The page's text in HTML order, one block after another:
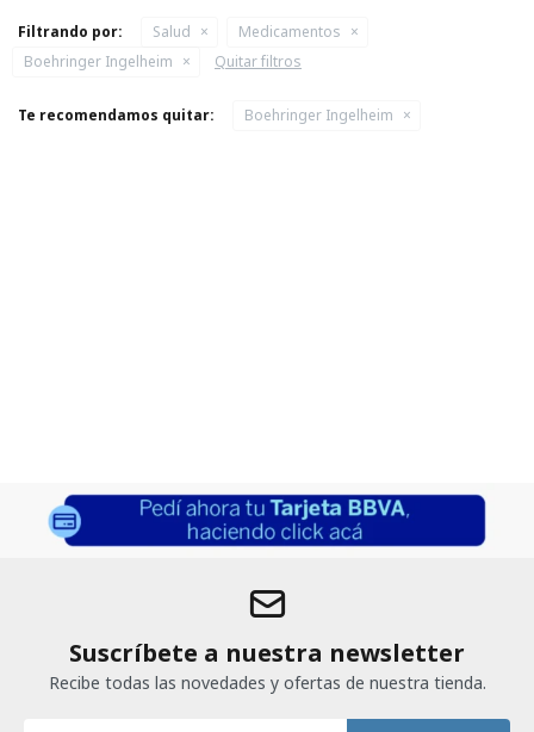
Filtrando por: Salud
Medicamentos
Boehringer Ingelheim
Quitar filtros
Te recomendamos quitar: Boehringer Ingelheim
Suscríbete a nuestra newsletter
Recibe todas las novedades y ofertas de nuestra tienda.
Higiene y Bienestar